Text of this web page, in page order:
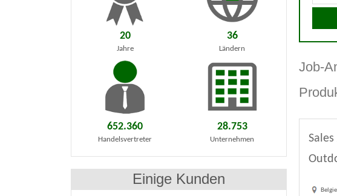
Job-
20
Jahre
36
Ländern
652.360
Handelsvertreter
28.753
Unternehmen
Einige Kunden